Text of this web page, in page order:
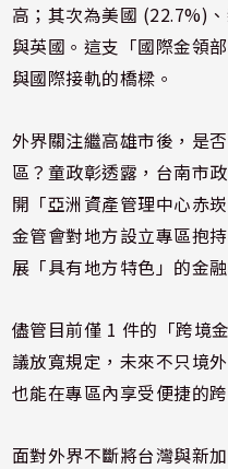
高；其次為美國 (22.7%)
與英國。這支「國際金領
與國際接軌的橋樑。
外界關注繼高雄市後，是
區？童政彰透露，台南市
開「亞洲資產管理中心赤
金管會對地方設立專區抱
展「具有地方特色」的金融
儘管目前僅 1 件的「跨境
議放寬規定，未來不只境
也能在專區內享受便捷的
面對外界不斷將台灣與新